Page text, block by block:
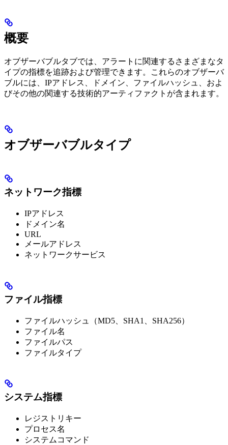
概要
オブザーバブルタブでは、アラートに関連するさまざまなタ
イプの指標を追跡および管理できます。これらのオブザーバ
ブルには、IPアドレス、ドメイン、ファイルハッシュ、およ
びその他の関連する技術的アーティファクトが含まれます。
オブザーバブルタイプ
ネットワーク指標
IPアドレス
ドメイン名
URL
メールアドレス
ネットワークサービス
ファイル指標
ファイルハッシュ（MD5、SHA1、SHA256）
ファイル名
ファイルパス
ファイルタイプ
システム指標
レジストリキー
プロセス名
システムコマンド